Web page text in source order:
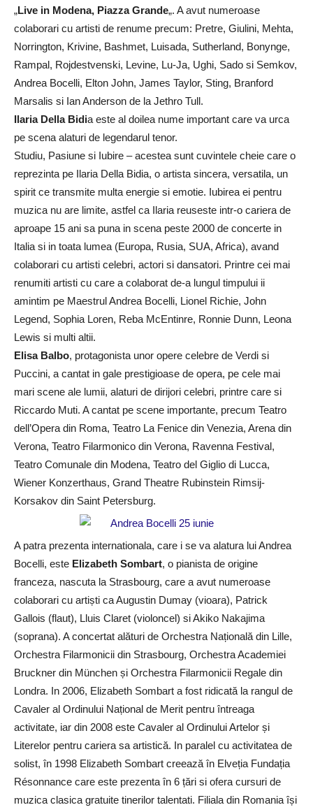
„Live in Modena, Piazza Grande„. A avut numeroase
colaborari cu artisti de renume precum: Pretre, Giulini, Mehta,
Norrington, Krivine, Bashmet, Luisada, Sutherland, Bonynge,
Rampal, Rojdestvenski, Levine, Lu-Ja, Ughi, Sado si Semkov,
Andrea Bocelli, Elton John, James Taylor, Sting, Branford
Marsalis si Ian Anderson de la Jethro Tull.
Ilaria Della Bidia este al doilea nume important care va urca
pe scena alaturi de legendarul tenor.
Studiu, Pasiune si Iubire – acestea sunt cuvintele cheie care o
reprezinta pe Ilaria Della Bidia, o artista sincera, versatila, un
spirit ce transmite multa energie si emotie. Iubirea ei pentru
muzica nu are limite, astfel ca Ilaria reuseste intr-o cariera de
aproape 15 ani sa puna in scena peste 2000 de concerte in
Italia si in toata lumea (Europa, Rusia, SUA, Africa), avand
colaborari cu artisti celebri, actori si dansatori. Printre cei mai
renumiti artisti cu care a colaborat de-a lungul timpului ii
amintim pe Maestrul Andrea Bocelli, Lionel Richie, John
Legend, Sophia Loren, Reba McEntinre, Ronnie Dunn, Leona
Lewis si multi altii.
Elisa Balbo, protagonista unor opere celebre de Verdi si
Puccini, a cantat in gale prestigioase de opera, pe cele mai
mari scene ale lumii, alaturi de dirijori celebri, printre care si
Riccardo Muti. A cantat pe scene importante, precum Teatro
dell’Opera din Roma, Teatro La Fenice din Venezia, Arena din
Verona, Teatro Filarmonico din Verona, Ravenna Festival,
Teatro Comunale din Modena, Teatro del Giglio di Lucca,
Wiener Konzerthaus, Grand Theatre Rubinstein Rimsij-
Korsakov din Saint Petersburg.
A patra prezenta internationala, care i se va alatura lui Andrea
Bocelli, este Elizabeth Sombart, o pianista de origine
franceza, nascuta la Strasbourg, care a avut numeroase
colaborari cu artiști ca Augustin Dumay (vioara), Patrick
Gallois (flaut), Lluis Claret (violoncel) si Akiko Nakajima
(soprana). A concertat alături de Orchestra Națională din Lille,
Orchestra Filarmonicii din Strasbourg, Orchestra Academiei
Bruckner din München și Orchestra Filarmonicii Regale din
Londra. In 2006, Elizabeth Sombart a fost ridicată la rangul de
Cavaler al Ordinului Național de Merit pentru întreaga
activitate, iar din 2008 este Cavaler al Ordinului Artelor și
Literelor pentru cariera sa artistică. In paralel cu activitatea de
solist, în 1998 Elizabeth Sombart creează în Elveția Fundația
Résonnance care este prezenta în 6 țări si ofera cursuri de
muzica clasica gratuite tinerilor talentati. Filiala din Romania își